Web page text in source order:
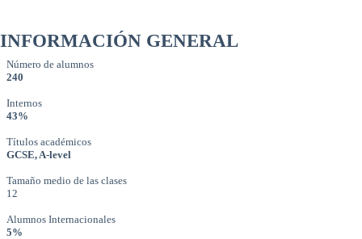
INFORMACIÓN GENERAL
Número de alumnos
240
Internos
43%
Títulos académicos
GCSE, A-level
Tamaño medio de las clases
12
Alumnos Internacionales
5%